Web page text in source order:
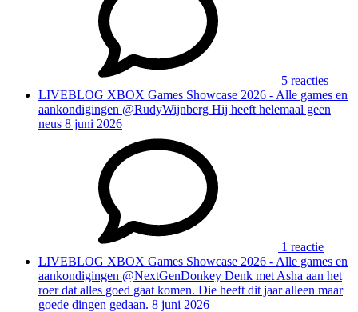
5 reacties
LIVEBLOG XBOX Games Showcase 2026 - Alle games en
aankondigingen @RudyWijnberg Hij heeft helemaal geen
neus 8 juni 2026
1 reactie
LIVEBLOG XBOX Games Showcase 2026 - Alle games en
aankondigingen @NextGenDonkey Denk met Asha aan het
roer dat alles goed gaat komen. Die heeft dit jaar alleen maar
goede dingen gedaan. 8 juni 2026